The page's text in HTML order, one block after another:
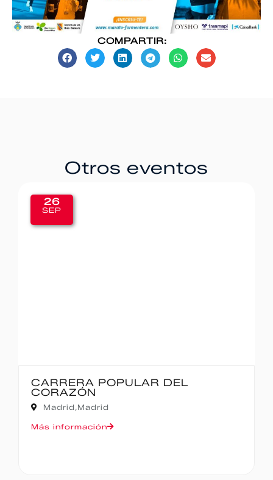
COMPARTIR:
Otros eventos
26
SEP
CARRERA POPULAR DEL
CORAZÓN
Madrid,Madrid
Más información